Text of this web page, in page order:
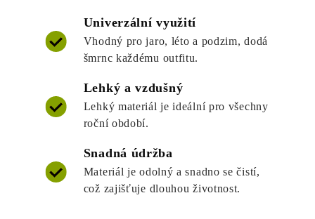
Univerzální využití
Vhodný pro jaro, léto a podzim, dodá
šmrnc každému outfitu.
Lehký a vzdušný
Lehký materiál je ideální pro všechny
roční období.
Snadná údržba
Materiál je odolný a snadno se čistí,
což zajišťuje dlouhou životnost.